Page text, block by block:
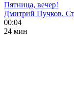
Пятница, вечер!
Дмитрий Пучков.
00:04
24 мин